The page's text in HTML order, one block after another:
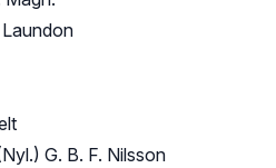
Laundon
G. B. F. Nilsson